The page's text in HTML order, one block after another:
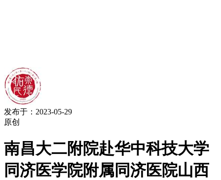
发布于：2023-05-29
原创
南昌大二附院赴华中科技大学
同济医学院附属同济医院山西